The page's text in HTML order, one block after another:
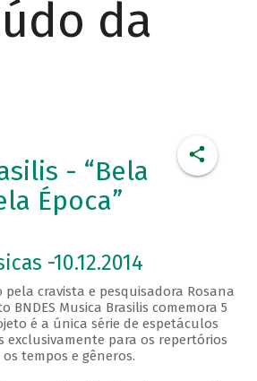
da
- “Bela
Época”
-10.12.2014
pela cravista e pesquisadora Rosana
BNDES Musica Brasilis comemora 5
é a única série de espetáculos
para os repertórios
tempos e gêneros.